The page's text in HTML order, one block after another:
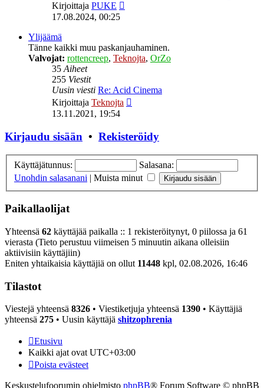
Kirjoittaja PUKE
17.08.2024, 00:25
Ylijäämä
Tänne kaikki muu paskanjauhaminen.
Valvojat: rottencreep, Teknojta, OrZo
35Aiheet
255 Viestit
Uusin viesti Re: Acid Cinema
Kirjoittaja Teknojta
13.11.2021, 19:54
Kirjaudu sisään • Rekisteröidy
Käyttäjätunnus:
Salasana:
Unohdin salasanani | Muista minut
Paikallaolijat
Yhteensä 62 käyttäjää paikalla :: 1 rekisteröitynyt, 0 piilossa ja 61
vierasta (Tieto perustuu viimeisen 5 minuutin aikana olleisiin
aktiivisiin käyttäjiin)
Eniten yhtaikaisia käyttäjiä on ollut 11448 kpl, 02.08.2026, 16:46
Tilastot
Viestejä yhteensä 8326 • Viestiketjuja yhteensä 1390 • Käyttäjiä
yhteensä 275 • Uusin käyttäjä shitzophrenia
Etusivu
Kaikki ajat ovat UTC+03:00
Poista evästeet
Keskustelufoorumin ohjelmisto phpBB® Forum Software © phpBB